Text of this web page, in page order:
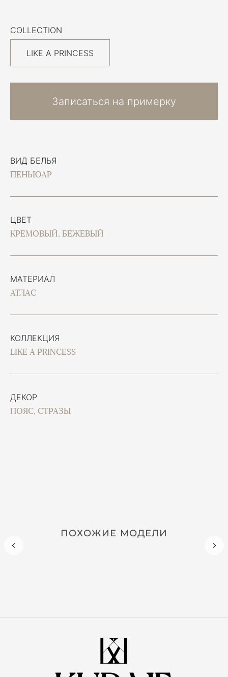
ВИД БЕЛЬЯ
ПЕНЬЮАР
ЦВЕТ
КРЕМОВЫЙ, БЕЖЕВЫЙ
МАТЕРИАЛ
АТЛАС
КОЛЛЕКЦИЯ
LIKE A PRINCESS
ДЕКОР
ПОЯС, СТРАЗЫ
COLLECTION
LIKE A PRINCESS
Записаться на примерку
ПОХОЖИЕ МОДЕЛИ